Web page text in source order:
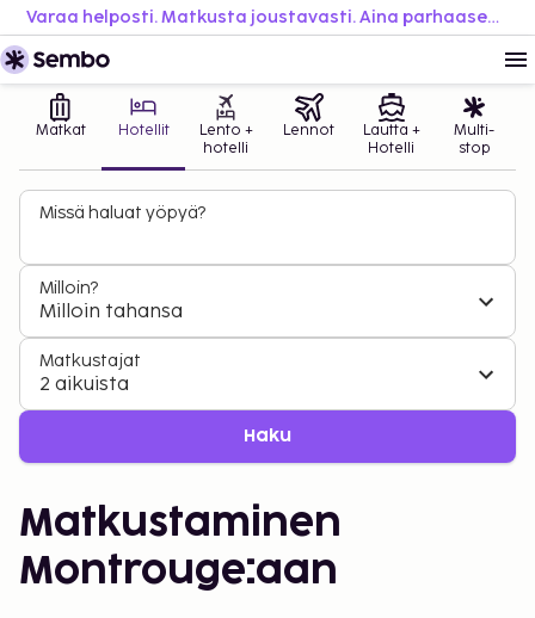
Varaa helposti. Matkusta joustavasti. Aina parhaaseen hintaan.
Matkat Hotellit
Lento +
hotelli
Lennot
Lautta +
Hotelli
Multi-
stop
Missä haluat yöpyä?
Milloin?
Milloin tahansa
Matkustajat
2 aikuista
Haku
Matkustaminen
Montrouge:aan